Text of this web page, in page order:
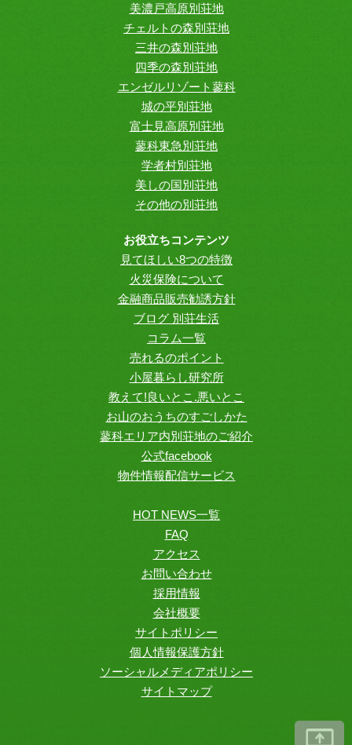
美濃戸高原別荘地
チェルトの森別荘地
三井の森別荘地
四季の森別荘地
エンゼルリゾート蓼科
城の平別荘地
富士見高原別荘地
蓼科東急別荘地
学者村別荘地
美しの国別荘地
その他の別荘地
お役立ちコンテンツ
見てほしい8つの特徴
火災保険について
金融商品販売勧誘方針
ブログ 別荘生活
コラム一覧
売れるのポイント
小屋暮らし研究所
教えて!良いとこ.悪いとこ
お山のおうちのすごしかた
蓼科エリア内別荘地のご紹介
公式facebook
物件情報配信サービス
HOT NEWS一覧
FAQ
アクセス
お問い合わせ
採用情報
会社概要
サイトポリシー
個人情報保護方針
ソーシャルメディアポリシー
サイトマップ